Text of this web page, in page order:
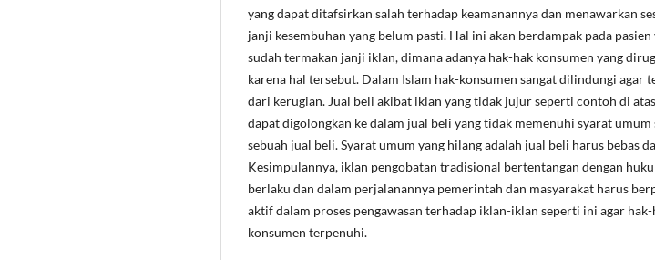
yang dapat ditafsirkan salah terhadap keamanannya dan menawarkan
janji kesembuhan yang belum pasti. Hal ini akan berdampak pada pasien
sudah termakan janji iklan, dimana adanya hak-hak konsumen yang
karena hal tersebut. Dalam Islam hak-konsumen sangat dilindungi agar
dari kerugian. Jual beli akibat iklan yang tidak jujur seperti contoh di
dapat digolongkan ke dalam jual beli yang tidak memenuhi syarat umum
sebuah jual beli. Syarat umum yang hilang adalah jual beli harus bebas
Kesimpulannya, iklan pengobatan tradisional bertentangan dengan
berlaku dan dalam perjalanannya pemerintah dan masyarakat harus
aktif dalam proses pengawasan terhadap iklan-iklan seperti ini agar hak-
konsumen terpenuhi.